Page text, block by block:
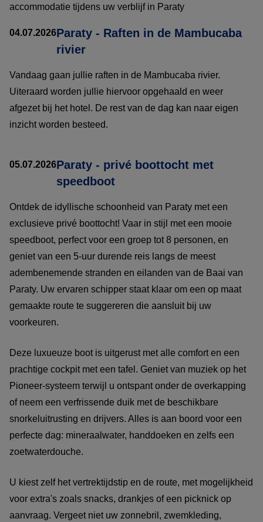
accommodatie tijdens uw verblijf in Paraty
04.07.2026Paraty - Raften in de Mambucaba
rivier
Vandaag gaan jullie raften in de Mambucaba rivier.
Uiteraard worden jullie hiervoor opgehaald en weer
afgezet bij het hotel. De rest van de dag kan naar eigen
inzicht worden besteed.
05.07.2026Paraty - privé boottocht met
speedboot
Ontdek de idyllische schoonheid van Paraty met een
exclusieve privé boottocht! Vaar in stijl met een mooie
speedboot, perfect voor een groep tot 8 personen, en
geniet van een 5-uur durende reis langs de meest
adembenemende stranden en eilanden van de Baai van
Paraty. Uw ervaren schipper staat klaar om een op maat
gemaakte route te suggereren die aansluit bij uw
voorkeuren.
Deze luxueuze boot is uitgerust met alle comfort en een
prachtige cockpit met een tafel. Geniet van muziek op het
Pioneer-systeem terwijl u ontspant onder de overkapping
of neem een verfrissende duik met de beschikbare
snorkeluitrusting en drijvers. Alles is aan boord voor een
perfecte dag: mineraalwater, handdoeken en zelfs een
zoetwaterdouche.
U kiest zelf het vertrektijdstip en de route, met mogelijkheid
voor extra's zoals snacks, drankjes of een picknick op
aanvraag. Vergeet niet uw zonnebril, zwemkleding,